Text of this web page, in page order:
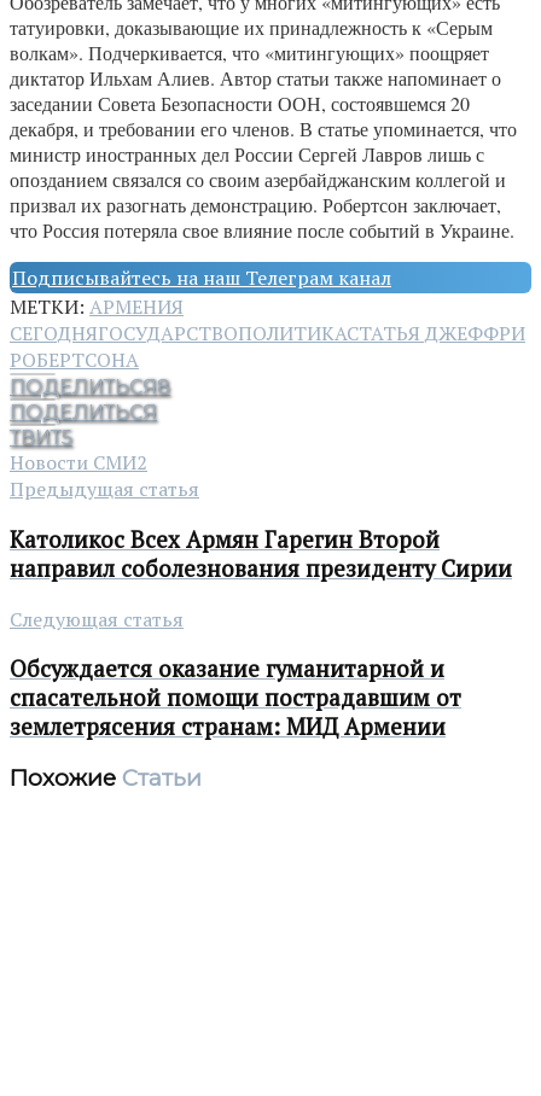
татуировки, доказывающие их принадлежность к «Серым
волкам». Подчеркивается, что «митингующих» поощряет
диктатор Ильхам Алиев. Автор статьи также напоминает о
заседании Совета Безопасности ООН, состоявшемся 20
декабря, и требовании его членов. В статье упоминается, что
министр иностранных дел России Сергей Лавров лишь с
опозданием связался со своим азербайджанским коллегой и
призвал их разогнать демонстрацию. Робертсон заключает,
что Россия потеряла свое влияние после событий в Украине.
Подписывайтесь на наш Телеграм канал
МЕТКИ: АРМЕНИЯ
СЕГОДНЯГОСУДАРСТВОПОЛИТИКАСТАТЬЯ ДЖЕФФРИ
РОБЕРТСОНА
ПОДЕЛИТЬСЯ8
ПОДЕЛИТЬСЯ
ТВИТ5
Новости СМИ2
Предыдущая статья
Католикос Всех Армян Гарегин Второй
направил соболезнования президенту Сирии
Следующая статья
Обсуждается оказание гуманитарной и
спасательной помощи пострадавшим от
землетрясения странам: МИД Армении
Похожие Статьи